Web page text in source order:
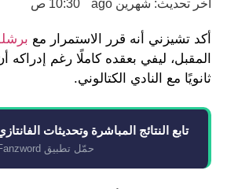
اخر تحديث: شهرين ago
10:30 ص
أكد تشيزني أنه قرر الاستمرار مع
المقبل، ليفي بعقده كاملًا رغم إدراكه
ثانويًا مع النادي الكتالوني.
تابع النتائج المباشرة وتحديثات
حمّل تطبيق Fanzword